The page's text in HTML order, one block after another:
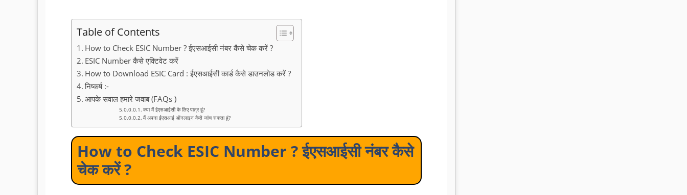
Table of Contents
How to Check ESIC Number ? ईएसआईसी नंबर कैसे चेक करें ?
ESIC Number कैसे एक्टिवेट करें
How to Download ESIC Card : ईएसआईसी कार्ड कैसे डाउनलोड करें ?
निष्कर्ष :-
आपके सवाल हमारे जवाब (FAQs )
क्या मैं ईएसआईसी के लिए पात्र हूं?
मैं अपना ईएसआई ऑनलाइन कैसे जांच सकता हूं?
How to Check ESIC Number ? ईएसआईसी नंबर कैसे
चेक करें ?